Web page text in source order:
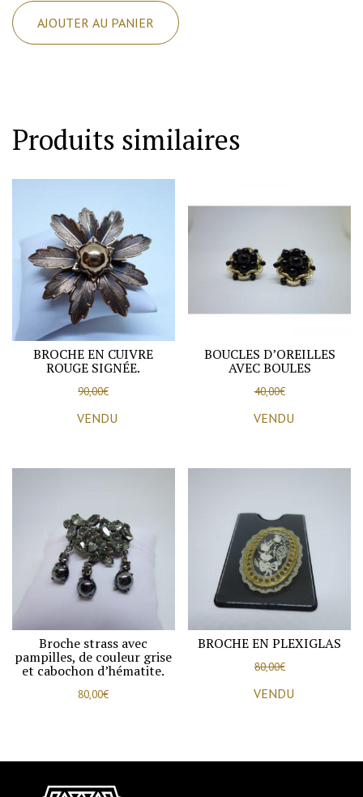
de
Broche
et
50.
AJOUTER AU PANIER
Produits similaires
BROCHE EN CUIVRE
ROUGE SIGNÉE.
90,00€
VENDU
BOUCLES D’OREILLES
AVEC BOULES
40,00€
VENDU
Broche strass avec
pampilles, de couleur grise
et cabochon d’hématite.
80,00€
BROCHE EN PLEXIGLAS
80,00€
VENDU